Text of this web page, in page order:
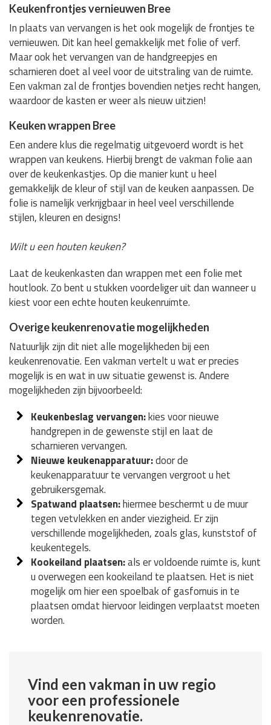
Keukenfrontjes vernieuwen Bree
In plaats van vervangen is het ook mogelijk de frontjes te
vernieuwen. Dit kan heel gemakkelijk met folie of verf.
Maar ook het vervangen van de handgreepjes en
scharnieren doet al veel voor de uitstraling van de ruimte.
Een vakman zal de frontjes bovendien netjes recht hangen,
waardoor de kasten er weer als nieuw uitzien!
Keuken wrappen Bree
Een andere klus die regelmatig uitgevoerd wordt is het
wrappen van keukens. Hierbij brengt de vakman folie aan
over de keukenkastjes. Op die manier kunt u heel
gemakkelijk de kleur of stijl van de keuken aanpassen. De
folie is namelijk verkrijgbaar in heel veel verschillende
stijlen, kleuren en designs!
Wilt u een houten keuken?
Laat de keukenkasten dan wrappen met een folie met
houtlook. Zo bent u stukken voordeliger uit dan wanneer u
kiest voor een echte houten keukenruimte.
Overige keukenrenovatie mogelijkheden
Natuurlijk zijn dit niet alle mogelijkheden bij een
keukenrenovatie. Een vakman vertelt u wat er precies
mogelijk is en wat in uw situatie gewenst is. Andere
mogelijkheden zijn bijvoorbeeld:
Keukenbeslag vervangen:kies voor nieuwe
handgrepen in de gewenste stijl en laat de
scharnieren vervangen.
Nieuwe keukenapparatuur:door de
keukenapparatuur te vervangen vergroot u het
gebruikersgemak.
Spatwand plaatsen:hiermee beschermt u de muur
tegen vetvlekken en ander viezigheid. Er zijn
verschillende mogelijkheden, zoals glas, kunststof of
keukentegels.
Kookeiland plaatsen:als er voldoende ruimte is, kunt
u overwegen een kookeiland te plaatsen. Het is niet
mogelijk om hier een spoelbak of gasfornuis in te
plaatsen omdat hiervoor leidingen verplaatst moeten
worden.
Vind een vakman in uw regio
voor een professionele
keukenrenovatie.